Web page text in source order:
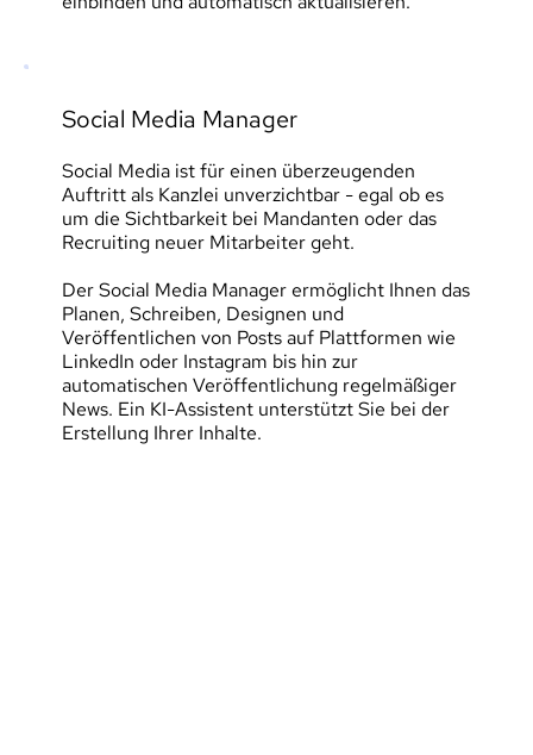
Social Media Manager
Social Media ist für einen überzeugenden
Auftritt als Kanzlei unverzichtbar - egal ob es
um die Sichtbarkeit bei Mandanten oder das
Recruiting neuer Mitarbeiter geht.
Der Social Media Manager ermöglicht Ihnen das
Planen, Schreiben, Designen und
Veröffentlichen von Posts auf Plattformen wie
LinkedIn oder Instagram bis hin zur
automatischen Veröffentlichung regelmäßiger
News. Ein KI-Assistent unterstützt Sie bei der
Erstellung Ihrer Inhalte.